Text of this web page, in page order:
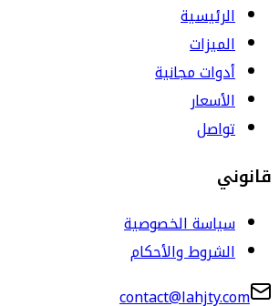
الرئيسية
الميزات
أدوات مجانية
الأسعار
تواصل
قانوني
سياسة الخصوصية
الشروط والأحكام
contact@lahjty.com